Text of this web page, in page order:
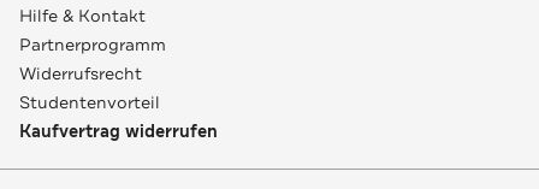
Hilfe & Kontakt
Partnerprogramm
Widerrufsrecht
Studentenvorteil
Kaufvertrag widerrufen